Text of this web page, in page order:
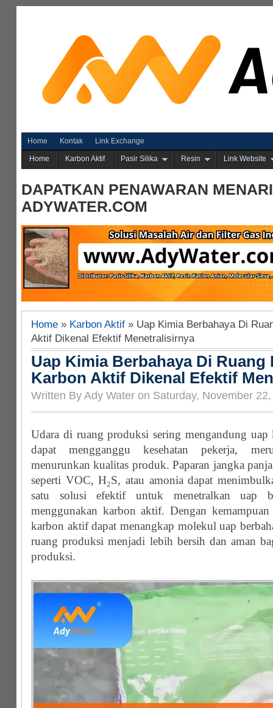
Home Kontak Link Exchange
Home Karbon Aktif Pasir Silika Resin Link Website
DAPATKAN PENAWARAN
ADYWATER.COM
Home » Karbon Aktif » Uap Kimia Berbahaya Di
Aktif Dikenal Efektif Menetralisirnya
Uap Kimia Berbahaya Di Ruang
Karbon Aktif Dikenal Efektif
Written By Ady Water on Saturday, November
Udara di ruang produksi sering mengandung uap
dapat mengganggu kesehatan pekerja,
menurunkan kualitas produk. Paparan jangka
seperti VOC, H₂S, atau amonia dapat
satu solusi efektif untuk menetralkan uap
menggunakan karbon aktif. Dengan
karbon aktif dapat menangkap molekul uap
ruang produksi menjadi lebih bersih dan aman
produksi.